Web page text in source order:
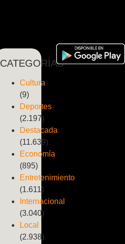
CATEGORÍAS
Cultura
(9)
Deportes
(2.197)
Destacada
(11.639)
Economía
(895)
Entretenimiento
(1.611)
Internacional
(3.040)
Local
(2.938)